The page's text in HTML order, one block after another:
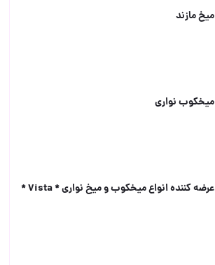
ميخ مازند
ميخكوب نوارى
عرضه كننده انواع ميخكوب و ميخ نوارى * Vista *